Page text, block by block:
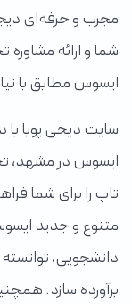
مجرب و حرفه‌ای
شما و ارائه
ایسوس مطابق با
سایت دیجی پویا
ایسوس در مشهد،
تاپ را برای شما
متنوع و جدید
دانشجویی،
برآورده سازد.